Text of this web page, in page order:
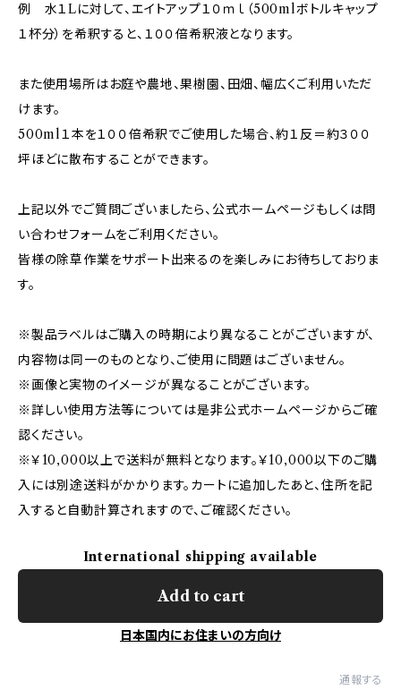
例 水１Lに対して、エイトアップ１０ｍｌ（500mlボトルキャップ
１杯分）を希釈すると、１００倍希釈液となります。
また使用場所はお庭や農地、果樹園、田畑、幅広くご利用いただ
けます。
500ml１本を１００倍希釈でご使用した場合、約１反＝約３００
坪ほどに散布することができます。
上記以外でご質問ございましたら、公式ホームページもしくは問
い合わせフォームをご利用ください。
皆様の除草作業をサポート出来るのを楽しみにお待ちしておりま
す。
※製品ラベルはご購入の時期により異なることがございますが、
内容物は同一のものとなり、ご使用に問題はございません。
※画像と実物のイメージが異なることがございます。
※詳しい使用方法等については是非公式ホームページからご確
認ください。
※￥10,000以上で送料が無料となります。￥10,000以下のご購
入には別途送料がかかります。カートに追加したあと、住所を記
入すると自動計算されますので、ご確認ください。
International shipping available
Add to cart
日本国内にお住まいの方向け
通報する